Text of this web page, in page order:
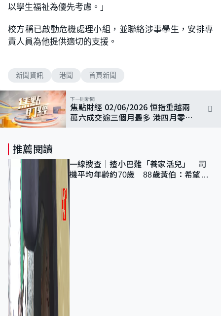
以學生福祉為優先考慮。」
校方稱已啟動危機處理小組，並聯絡涉事學生，安排專
責人員為他提供適切的支援。
新聞資訊 港聞 首頁新聞
下一則新聞
焦點財經 02/06/2026 恒指重越兩
萬六成交逾三個月最多 港四月零售
推薦閱讀
一線搜查｜揸小巴難「養家活兒」 司
機平均年齡約70歲 88歲黃伯：希望一